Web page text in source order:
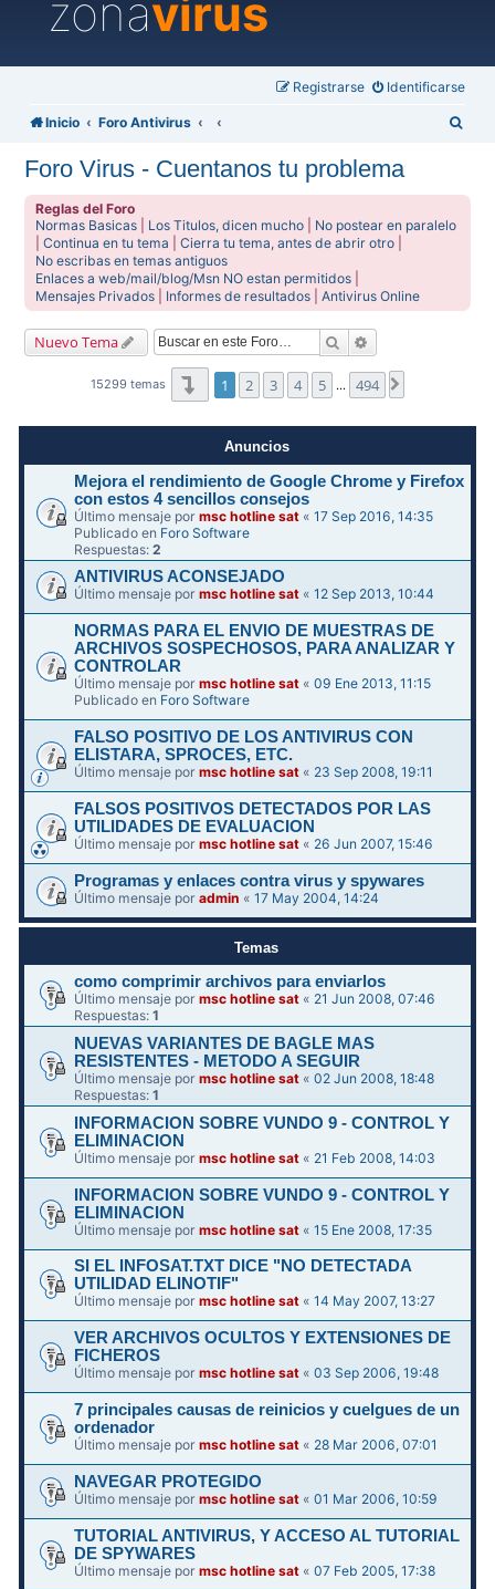
zonavirus
Identificarse
Registrarse
Inicio Foro Antivirus
Foro Virus - Cuentanos tu problema
Reglas del Foro
Normas Basicas
Los Titulos, dicen mucho
No postear en paralelo
|Continua en tu tema |Cierra tu tema, antes de abrir otro
No escribas en temas antiguos
Enlaces a web/mail/blog/Msn NO estan permitidos
Mensajes Privados
Informes de resultados |Antivirus Online
Nuevo Tema Buscar
15299 temas Página1de494
1 2 3 4 5 … 494
Anuncios
Mejora el rendimiento de Google Chrome y Firefox
con estos 4 sencillos consejos
Último mensaje pormsc hotline sat «17 Sep 2016, 14:35
Publicado en Foro Software
Respuestas:2
ANTIVIRUS ACONSEJADO
Último mensaje pormsc hotline sat «12 Sep 2013, 10:44
NORMAS PARA EL ENVIO DE MUESTRAS DE
ARCHIVOS SOSPECHOSOS, PARA ANALIZAR Y
CONTROLAR
Último mensaje pormsc hotline sat «09 Ene 2013, 11:15
Publicado en Foro Software
FALSO POSITIVO DE LOS ANTIVIRUS CON
ELISTARA, SPROCES, ETC.
Último mensaje pormsc hotline sat « 23 Sep 2008, 19:11
FALSOS POSITIVOS DETECTADOS POR LAS
UTILIDADES DE EVALUACION
Último mensaje pormsc hotline sat « 26 Jun 2007, 15:46
Programas y enlaces contra virus y spywares
Último mensaje poradmin «17 May 2004, 14:24
Temas
como comprimir archivos para enviarlos
Último mensaje pormsc hotline sat « 21 Jun 2008, 07:46
Respuestas:1
NUEVAS VARIANTES DE BAGLE MAS
RESISTENTES - METODO A SEGUIR
Último mensaje pormsc hotline sat «02 Jun 2008, 18:48
Respuestas:1
INFORMACION SOBRE VUNDO 9 - CONTROL Y
ELIMINACION
Último mensaje pormsc hotline sat « 21 Feb 2008, 14:03
INFORMACION SOBRE VUNDO 9 - CONTROL Y
ELIMINACION
Último mensaje pormsc hotline sat «15 Ene 2008, 17:35
SI EL INFOSAT.TXT DICE "NO DETECTADA
UTILIDAD ELINOTIF"
Último mensaje pormsc hotline sat «14 May 2007, 13:27
VER ARCHIVOS OCULTOS Y EXTENSIONES DE
FICHEROS
Último mensaje pormsc hotline sat «03 Sep 2006, 19:48
7 principales causas de reinicios y cuelgues de un
ordenador
Último mensaje pormsc hotline sat « 28 Mar 2006, 07:01
NAVEGAR PROTEGIDO
Último mensaje pormsc hotline sat «01 Mar 2006, 10:59
TUTORIAL ANTIVIRUS, Y ACCESO AL TUTORIAL
DE SPYWARES
Último mensaje pormsc hotline sat «07 Feb 2005, 17:38